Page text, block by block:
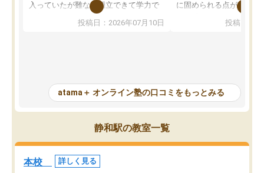
入っていたが難なく両立できて学力で
も部活でも結果を残すことができてよ
かった。また問題演習の際に、自分が
が、自分で自分の管理ができない人に
とっては難しい部分もあるのではない
かと思った。
投稿日：2026年07月10日
に固められる点が魅力で
項目のおかげで、手軽
元数が可視化されるので
しながら意欲的に取り組
常に効果を実感している
すめできる塾です。
投稿日：
atama＋ オンライン塾の口コミをもっとみる
静和駅の教室一覧
本校 詳しく見る